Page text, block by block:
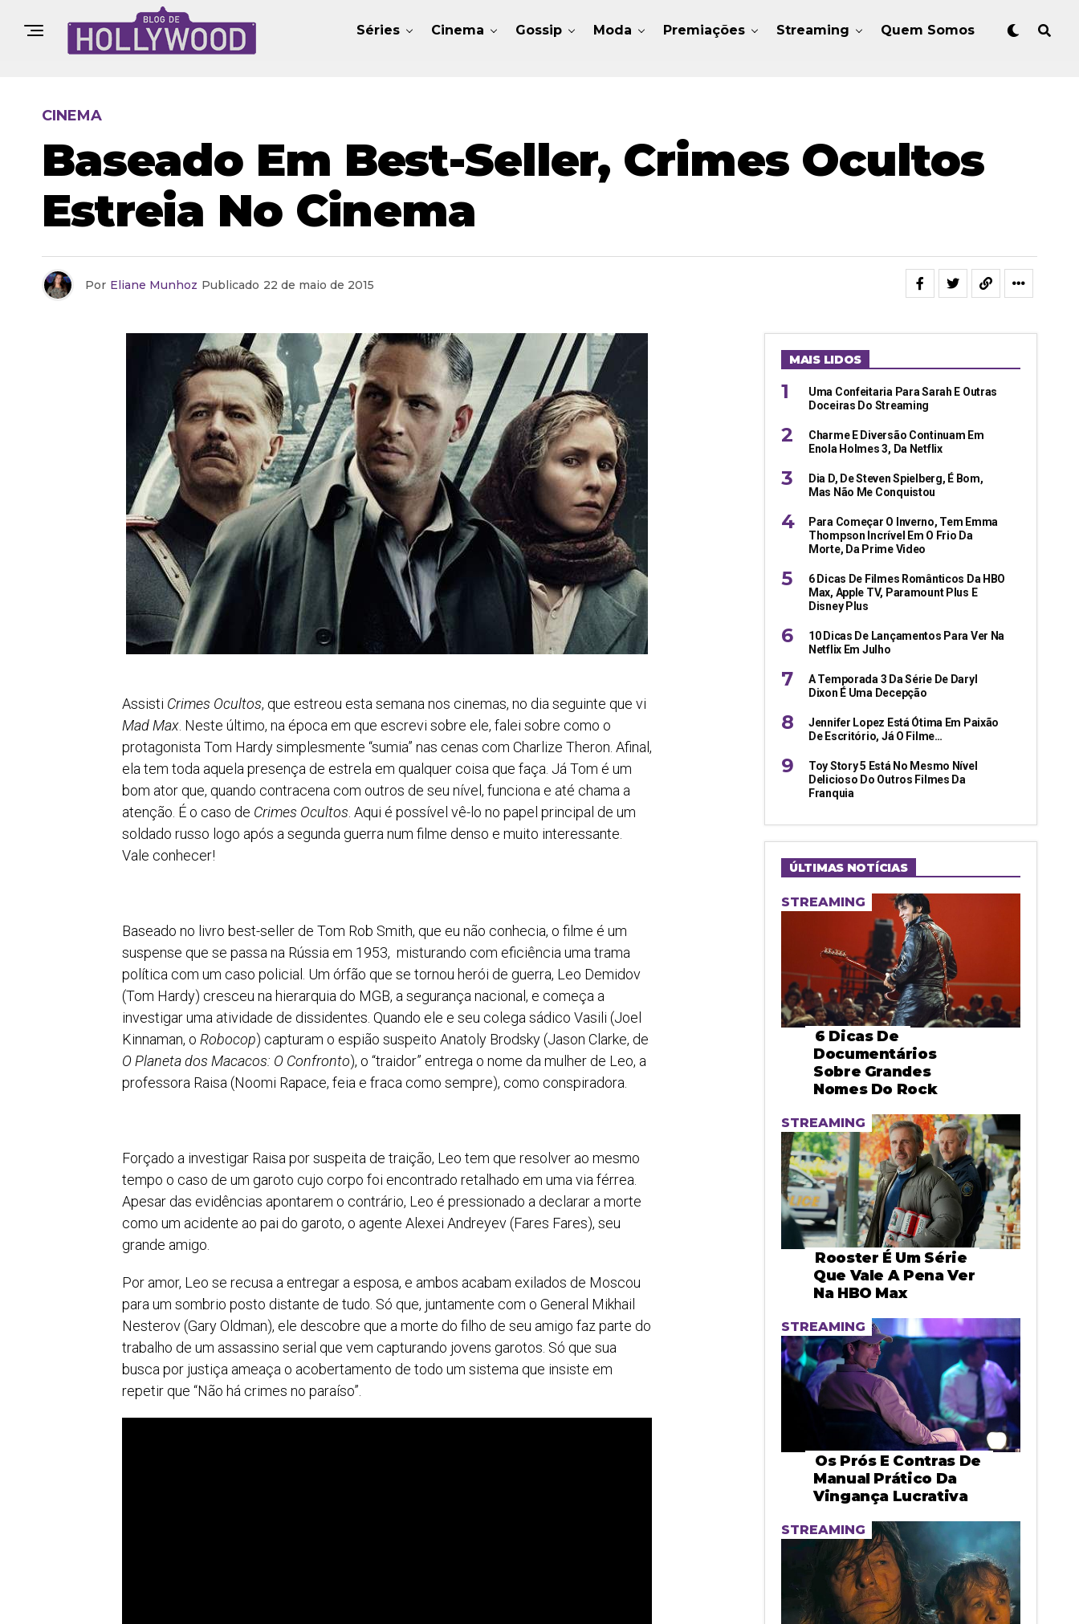
Séries Cinema Gossip Moda Premiações Streaming Quem Somos
CINEMA
Baseado Em Best-Seller, Crimes Ocultos
Estreia No Cinema
Por Eliane Munhoz Publicado 22 de maio de 2015
Assisti Crimes Ocultos, que estreou esta semana nos cinemas, no dia seguinte que vi
Mad Max . Neste último, na época em que escrevi sobre ele, falei sobre como o
protagonista Tom Hardy simplesmente “sumia” nas cenas com Charlize Theron. Afinal,
ela tem toda aquela presença de estrela em qualquer coisa que faça. Já Tom é um
bom ator que, quando contracena com outros de seu nível, funciona e até chama a
atenção. É o caso de Crimes Ocultos . Aqui é possível vê-lo no papel principal de um
soldado russo logo após a segunda guerra num filme denso e muito interessante.
Vale conhecer!
Baseado no livro best-seller de Tom Rob Smith, que eu não conhecia, o filme é um
suspense que se passa na Rússia em 1953, misturando com eficiência uma trama
política com um caso policial. Um órfão que se tornou herói de guerra, Leo Demidov
(Tom Hardy) cresceu na hierarquia do MGB, a segurança nacional, e começa a
investigar uma atividade de dissidentes. Quando ele e seu colega sádico Vasili (Joel
Kinnaman, o Robocop) capturam o espião suspeito Anatoly Brodsky (Jason Clarke, de
O Planeta dos Macacos: O Confronto), o “traidor” entrega o nome da mulher de Leo, a
professora Raisa (Noomi Rapace, feia e fraca como sempre), como conspiradora.
Forçado a investigar Raisa por suspeita de traição, Leo tem que resolver ao mesmo
tempo o caso de um garoto cujo corpo foi encontrado retalhado em uma via férrea.
Apesar das evidências apontarem o contrário, Leo é pressionado a declarar a morte
como um acidente ao pai do garoto, o agente Alexei Andreyev (Fares Fares), seu
grande amigo.
Por amor, Leo se recusa a entregar a esposa, e ambos acabam exilados de Moscou
para um sombrio posto distante de tudo. Só que, juntamente com o General Mikhail
Nesterov (Gary Oldman), ele descobre que a morte do filho de seu amigo faz parte do
trabalho de um assassino serial que vem capturando jovens garotos. Só que sua
busca por justiça ameaça o acobertamento de todo um sistema que insiste em
repetir que “Não há crimes no paraíso”.
MAIS LIDOS
Uma Confeitaria Para Sarah E Outras
Doceiras Do Streaming
Charme E Diversão Continuam Em
Enola Holmes 3, Da Netflix
Dia D, De Steven Spielberg, É Bom,
Mas Não Me Conquistou
Para Começar O Inverno, Tem Emma
Thompson Incrível Em O Frio Da
Morte, Da Prime Video
6 Dicas De Filmes Românticos Da HBO
Max, Apple TV, Paramount Plus E
Disney Plus
10 Dicas De Lançamentos Para Ver Na
Netflix Em Julho
A Temporada 3 Da Série De Daryl
Dixon É Uma Decepção
Jennifer Lopez Está Ótima Em Paixão
De Escritório, Já O Filme…
Toy Story 5 Está No Mesmo Nível
Delicioso Do Outros Filmes Da
Franquia
ÚLTIMAS NOTÍCIAS
STREAMING
6 Dicas De
Documentários
Sobre Grandes
Nomes Do Rock
STREAMING
Rooster É Um Série
Que Vale A Pena Ver
Na HBO Max
STREAMING
Os Prós E Contras De
Manual Prático Da
Vingança Lucrativa
STREAMING